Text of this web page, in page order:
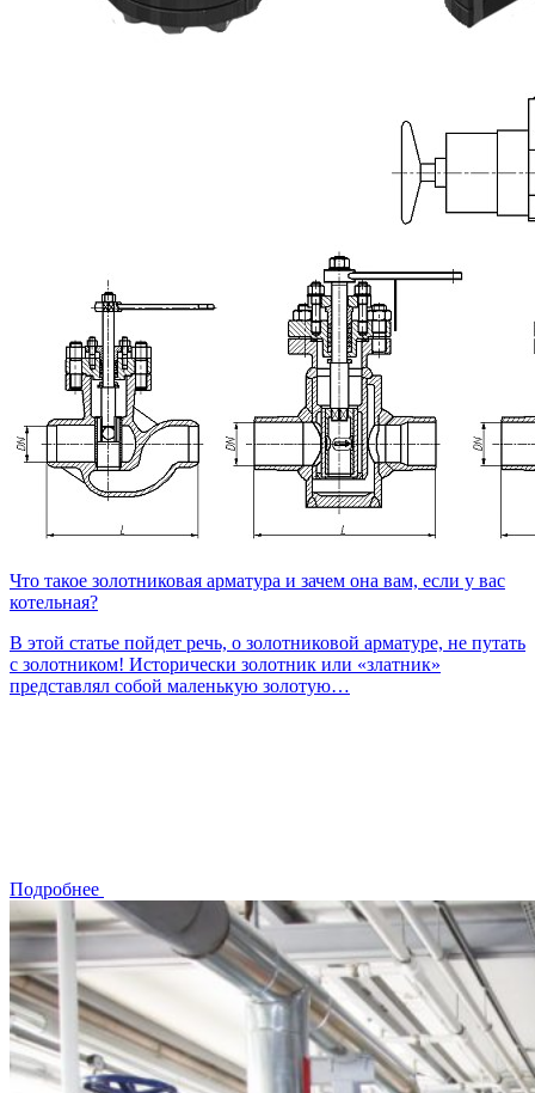
Что такое золотниковая арматура и зачем она вам, если у вас
котельная?
В этой статье пойдет речь, о золотниковой арматуре, не путать
с золотником! Исторически золотник или «златник»
представлял собой маленькую золотую…
Подробнее